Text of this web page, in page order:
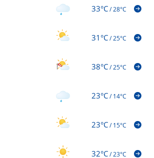
33°C/28°C
31°C/25°C
38°C/25°C
23°C/14°C
23°C/15°C
32°C/23°C